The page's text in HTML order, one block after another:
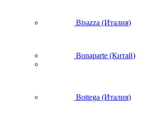
Bisazza (Италия)
Bonaparte (Китай)
Bottega (Италия)